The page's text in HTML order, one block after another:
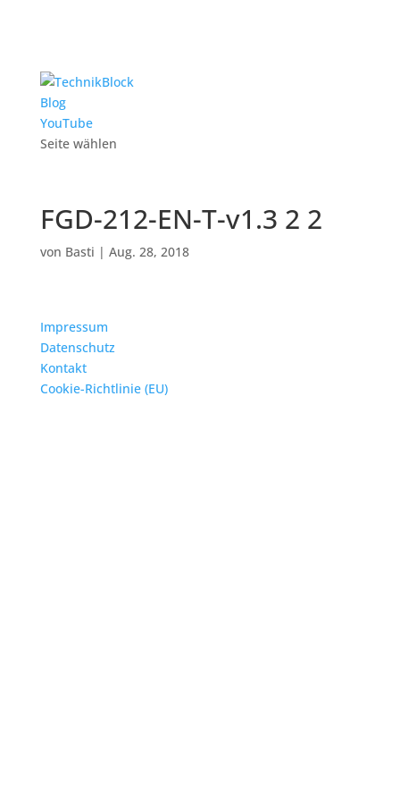
Blog
YouTube
Seite wählen
FGD-212-EN-T-v1.3 2 2
von Basti | Aug. 28, 2018
Impressum
Datenschutz
Kontakt
Cookie-Richtlinie (EU)